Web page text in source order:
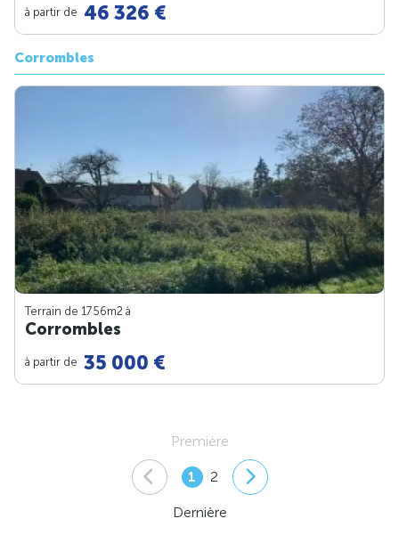
à partir de 46 326 €
Corrombles
Terrain de 1756m2 à
Corrombles
à partir de 35 000 €
Première
1 2
Dernière